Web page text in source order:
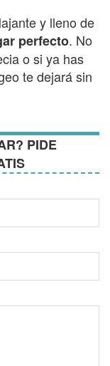
y lleno de
perfecto. No
o si ya has
te dejará sin
PIDE